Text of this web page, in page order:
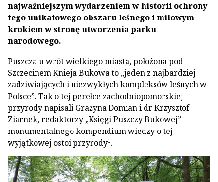
najważniejszym wydarzeniem w historii ochrony
tego unikatowego obszaru leśnego i milowym
krokiem w stronę utworzenia parku
narodowego.
Puszcza u wrót wielkiego miasta, położona pod
Szczecinem Knieja Bukowa to „jeden z najbardziej
zadziwiających i niezwykłych kompleksów leśnych w
Polsce”. Tak o tej perełce zachodniopomorskiej
przyrody napisali Grażyna Domian i dr Krzysztof
Ziarnek, redaktorzy „Księgi Puszczy Bukowej” –
monumentalnego kompendium wiedzy o tej
wyjątkowej ostoi przyrody1.